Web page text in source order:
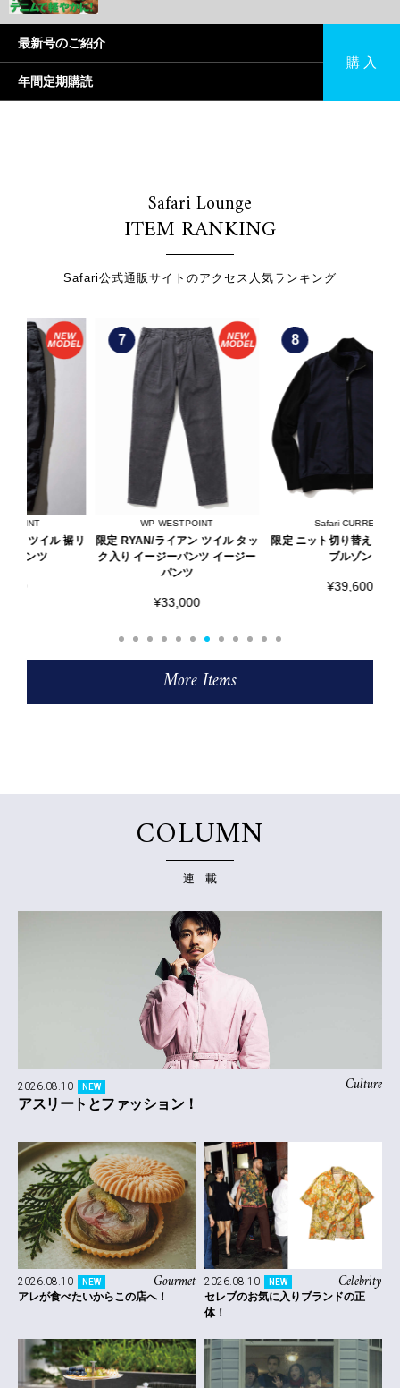
最新号のご紹介
年間定期購読
購 入
Safari Lounge
ITEM RANKING
Safari公式通販サイトのアクセス人気ランキング
7
WP WESTPOINT
限定 RYAN/ライアン ツイル タッ
ク入り イージーパンツ イージー
8
Safari CURRENT
限定 ニット切り替え ハイネック
More Items
COLUMN
連 載
Culture
2026.08.10 NEW
アスリートとファッション！
Gourmet
2026.08.10 NEW
アレが食べたいからこの店へ！
Celebrity
2026.08.10 NEW
セレブのお気に入りブランドの正
体！